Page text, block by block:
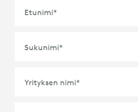
Etunimi*
Sukunimi*
Yrityksen nimi*